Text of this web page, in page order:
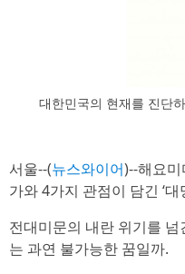
대한민국의 현재를 진단
서울--(뉴스와이어)--해요
가와 4가지 관점이 담긴 ‘
전대미문의 내란 위기를
는 과연 불가능한 꿈일까.